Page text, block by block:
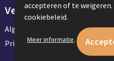
Veilig winkelen
Algemene voorwaarden
Privacyverklaring
accepteren of te weigeren.
cookiebeleid.
Meer informatie.